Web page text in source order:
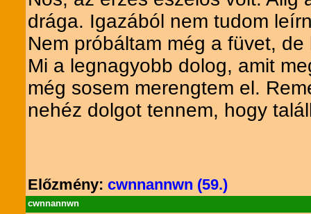
drága. Igazából nem tudom
Nem próbáltam még a füvet,
Mi a legnagyobb dolog, amit
még sosem merengtem el.
nehéz dolgot tennem, hogy
Előzmény: cwnnannwn (59.)
cwnnannwn